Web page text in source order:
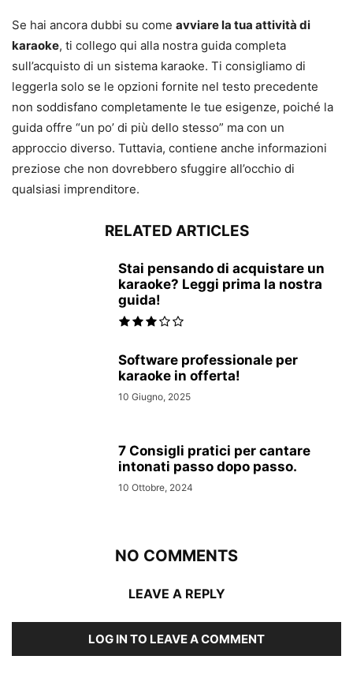
Se hai ancora dubbi su come avviare la tua attività di
karaoke, ti collego qui alla nostra guida completa
sull’acquisto di un sistema karaoke. Ti consigliamo di
leggerla solo se le opzioni fornite nel testo precedente
non soddisfano completamente le tue esigenze, poiché la
guida offre “un po’ di più dello stesso” ma con un
approccio diverso. Tuttavia, contiene anche informazioni
preziose che non dovrebbero sfuggire all’occhio di
qualsiasi imprenditore.
RELATED ARTICLES
Stai pensando di acquistare un
karaoke? Leggi prima la nostra
guida!
Software professionale per
karaoke in offerta!
10 Giugno, 2025
7 Consigli pratici per cantare
intonati passo dopo passo.
10 Ottobre, 2024
NO COMMENTS
LEAVE A REPLY
LOG IN TO LEAVE A COMMENT